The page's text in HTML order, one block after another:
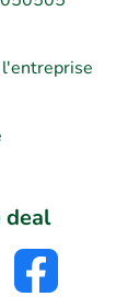
l'entreprise
deal